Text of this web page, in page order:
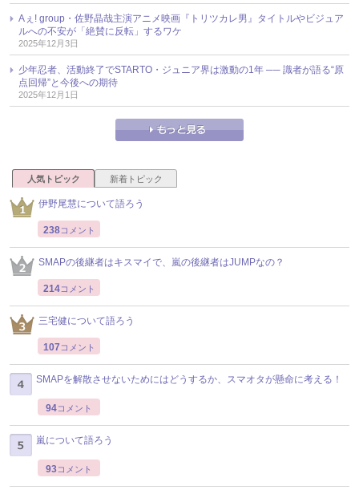
Aぇ! group・佐野晶哉主演アニメ映画『トリツカレ男』タイトルやビジュア
ルへの不安が「絶賛に反転」するワケ
2025年12月3日
少年忍者、活動終了でSTARTO・ジュニア界は激動の1年 ── 識者が語る“原
点回帰”と今後への期待
2025年12月1日
人気トピック 新着トピック
伊野尾慧について語ろう
238コメント
SMAPの後継者はキスマイで、嵐の後継者はJUMPなの？
214コメント
三宅健について語ろう
107コメント
SMAPを解散させないためにはどうするか、スマオタが懸命に考える！
94コメント
嵐について語ろう
93コメント